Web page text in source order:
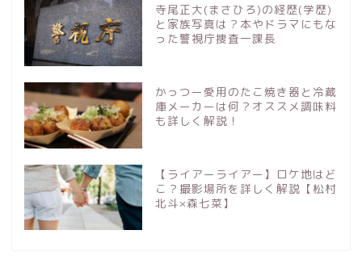
寺尾正大(まさひろ)の経歴(学歴)
と家族写真は？本やドラマにもな
った警視庁捜査一課長
かっつー愛用のたこ焼き器と冷蔵
庫メーカーは何？オススメ調味料
も詳しく解説！
【ライアーライアー】ロケ地はど
こ？撮影場所を詳しく解説【松村
北斗×森七菜】